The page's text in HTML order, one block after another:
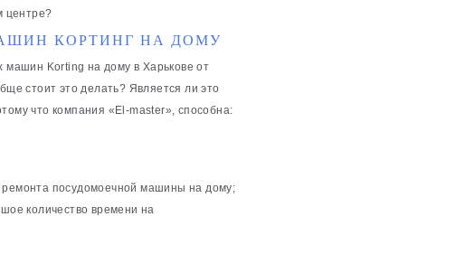
центре?
КОРТИНГ НА ДОМУ
машин Korting на дому в Харькове от
стоит это делать? Является ли это
что компания «El-master», способна:
посудомоечной машины на дому;
количество времени на